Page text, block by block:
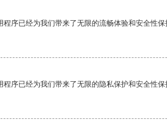
序已经为我们带来了无限的流畅体验和安全性保
序已经为我们带来了无限的隐私保护和安全性保